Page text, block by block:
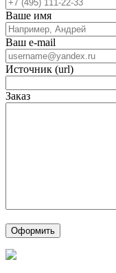
Ваше имя
Ваш e-mail
Источник (url)
Заказ